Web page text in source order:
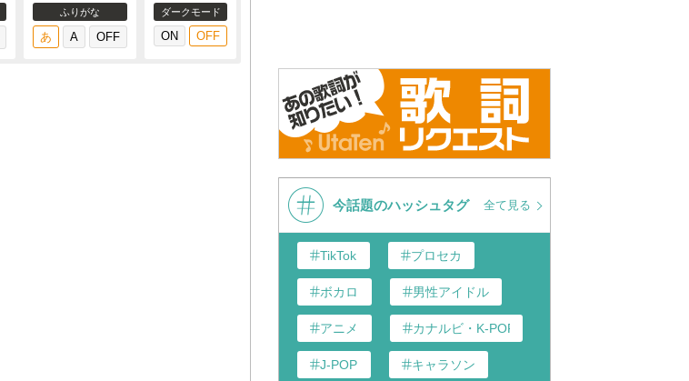
ふりがな ダークモード
今話題のハッシュタグ 全て見る
TikTok プロセカ
ボカロ 男性アイドル
アニメ カナルビ・K-POP和訳
J-POP キャラソン